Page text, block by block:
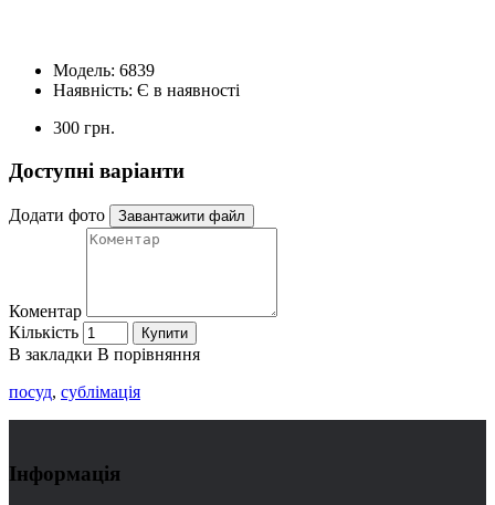
Модель: 6839
Наявність: Є в наявності
300 грн.
Доступні варіанти
Додати фото Завантажити файл
Коментар
Кількість
Купити
В закладки В порівняння
посуд, сублімація
Інформація